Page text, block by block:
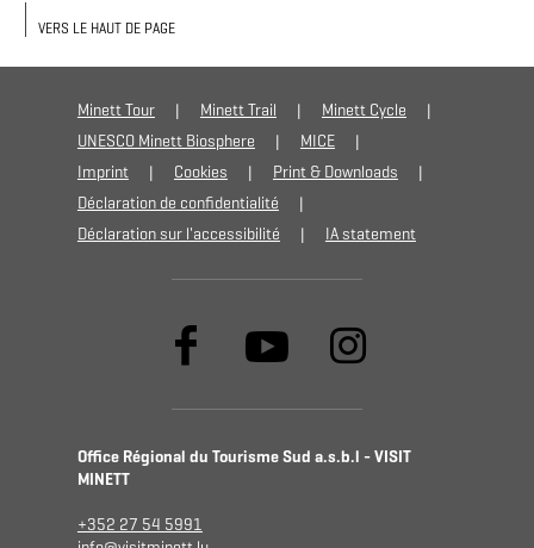
Minett Tour Minett Trail
Minett Cycle
UNESCO Minett Biosphere
MICE
Imprint
Cookies
Print & Downloads
Déclaration de confidentialité
Déclaration sur l'accessibilité
IA statement
Office Régional du Tourisme Sud a.s.b.l - VISIT
MINETT
+352 27 54 5991
VERS LE HAUT DE PAGE